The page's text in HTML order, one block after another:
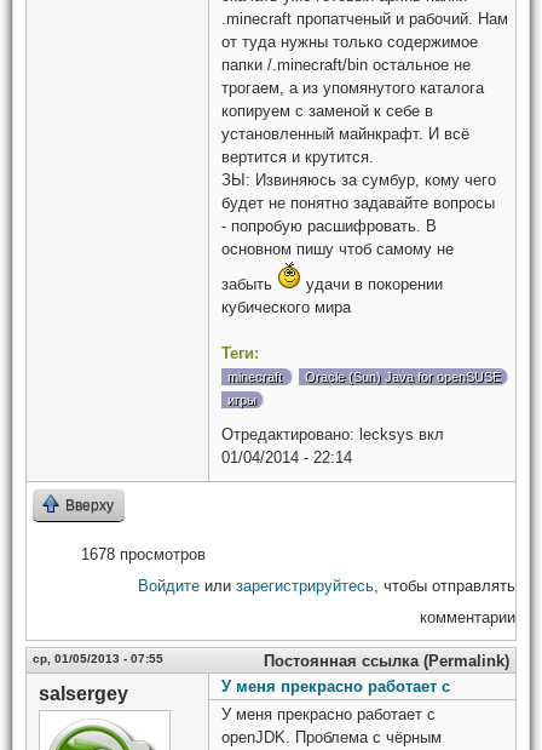
.minecraft пропатченый и рабочий. Нам
от туда нужны только содержимое
папки /.minecraft/bin остальное не
трогаем, а из упомянутого каталога
копируем с заменой к себе в
установленный майнкрафт. И всё
вертится и крутится.
ЗЫ: Извиняюсь за сумбур, кому чего
будет не понятно задавайте вопросы
- попробую расшифровать. В
основном пишу чтоб самому не
забыть
удачи в покорении
кубического мира
Теги:
minecraft
Oracle (Sun) Java for openSUSE
игры
Отредактировано: lecksys вкл
01/04/2014 - 22:14
Вверху
1678 просмотров
Войдите или зарегистрируйтесь, чтобы отправлять
комментарии
ср, 01/05/2013 - 07:55 Постоянная ссылка (Permalink)
salsergey
У меня прекрасно работает с
У меня прекрасно работает с
openJDK. Проблема с чёрным